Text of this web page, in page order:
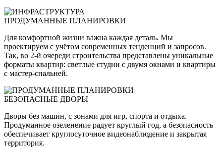
ПРОДУМАННЫЕ ПЛАНИРОВКИ
Для комфортной жизни важна каждая деталь. Мы
проектируем с учётом современных тенденций и запросов.
Так, во 2-й очереди строительства представлены уникальные
форматы квартир: светлые студии с двумя окнами и квартиры
с мастер-спальней.
БЕЗОПАСНЫЕ ДВОРЫ
Дворы без машин, с зонами для игр, спорта и отдыха.
Продуманное озеленение радует круглый год, а безопасность
обеспечивает круглосуточное видеонаблюдение и закрытая
территория.